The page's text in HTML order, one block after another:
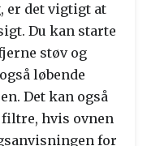
er det vigtigt at
Du kan starte
støv og
løbende
Det kan også
hvis ovnen
for